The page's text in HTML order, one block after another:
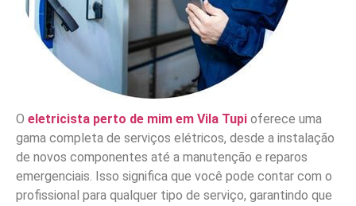
O eletricista perto de mim em Vila Tupi oferece uma
gama completa de serviços elétricos, desde a instalação
de novos componentes até a manutenção e reparos
emergenciais. Isso significa que você pode contar com o
profissional para qualquer tipo de serviço, garantindo que